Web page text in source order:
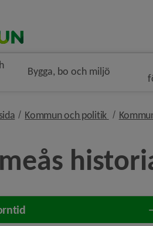
Bygga, bo och miljö
Kommun och politik nivå i